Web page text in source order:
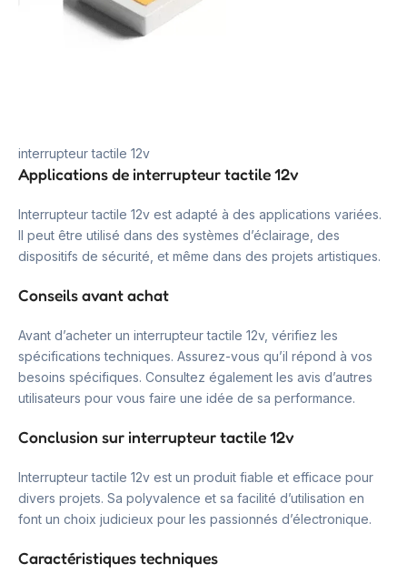
interrupteur tactile 12v
Applications de interrupteur tactile 12v
Interrupteur tactile 12v est adapté à des applications variées.
Il peut être utilisé dans des systèmes d’éclairage, des
dispositifs de sécurité, et même dans des projets artistiques.
Conseils avant achat
Avant d’acheter un interrupteur tactile 12v, vérifiez les
spécifications techniques. Assurez-vous qu’il répond à vos
besoins spécifiques. Consultez également les avis d’autres
utilisateurs pour vous faire une idée de sa performance.
Conclusion sur interrupteur tactile 12v
Interrupteur tactile 12v est un produit fiable et efficace pour
divers projets. Sa polyvalence et sa facilité d’utilisation en
font un choix judicieux pour les passionnés d’électronique.
Caractéristiques techniques